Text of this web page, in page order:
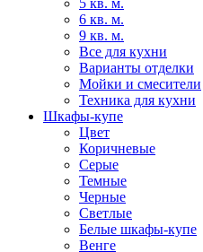
5 кв. м.
6 кв. м.
9 кв. м.
Все для кухни
Варианты отделки
Мойки и смесители
Техника для кухни
Шкафы-купе
Цвет
Коричневые
Серые
Темные
Черные
Светлые
Белые шкафы-купе
Венге